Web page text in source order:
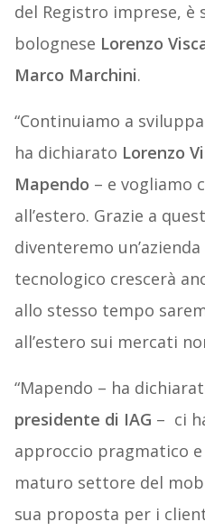
del Registro imprese, è
bolognese Lorenzo
Marco Marchini.
“Continuiamo a
ha dichiarato Lorenzo
Mapendo – e vogliamo
all’estero. Grazie a
diventeremo
tecnologico crescerà
allo stesso tempo
all’estero sui mercati
“Mapendo – ha
presidente di IAG – ci
approccio pragmatico e
maturo settore del
sua proposta per i